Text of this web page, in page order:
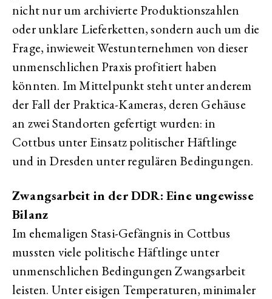
nicht nur um archivierte Produktionszahlen
oder unklare Lieferketten, sondern auch um die
Frage, inwieweit Westunternehmen von dieser
unmenschlichen Praxis profitiert haben
könnten. Im Mittelpunkt steht unter anderem
der Fall der Praktica-Kameras, deren Gehäuse
an zwei Standorten gefertigt wurden: in
Cottbus unter Einsatz politischer Häftlinge
und in Dresden unter regulären Bedingungen.
Zwangsarbeit in der DDR: Eine ungewisse
Bilanz
Im ehemaligen Stasi-Gefängnis in Cottbus
mussten viele politische Häftlinge unter
unmenschlichen Bedingungen Zwangsarbeit
leisten. Unter eisigen Temperaturen, minimaler